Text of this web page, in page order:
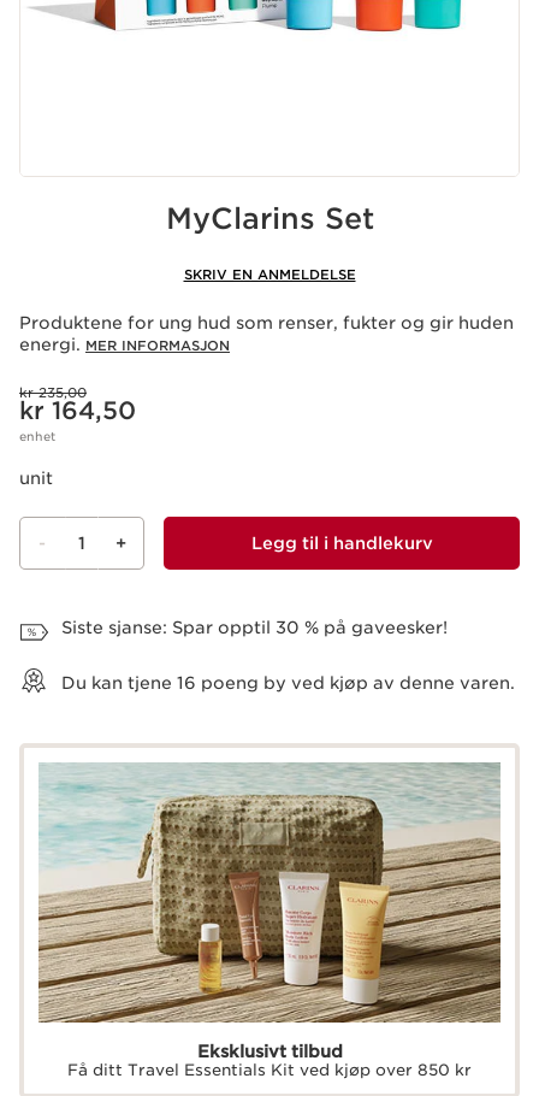
MyClarins Set
SKRIV EN ANMELDELSE
Produktene for ung hud som renser, fukter og gir huden
energi. MER INFORMASJON
Tidligere pris kr 235,00
kr 235,00
Nåværende pris kr 164,50
kr 164,50
enhet
unit
- 1 + Legg til i handlekurv
Siste sjanse: Spar opptil 30 % på gaveesker!
Du kan tjene 16 poeng by ved kjøp av denne varen.
Eksklusivt tilbud
Få ditt Travel Essentials Kit ved kjøp over 850 kr